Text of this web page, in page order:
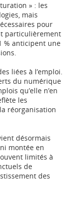
» : les
mais
pour
particulièrement
% anticipent une
liées à l’emploi.
du numérique
qu’elle n’en
les
réorganisation
désormais
montée en
limités à
de
des